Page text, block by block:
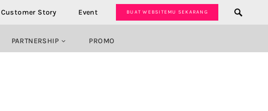
Customer Story Event BUAT WEBSITEMU SEKARANG
PARTNERSHIP PROMO